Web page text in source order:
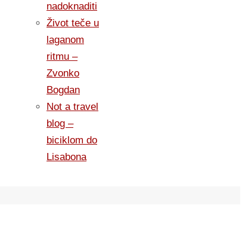
nadoknaditi
Život teče u
laganom
ritmu –
Zvonko
Bogdan
Not a travel
blog –
biciklom do
Lisabona